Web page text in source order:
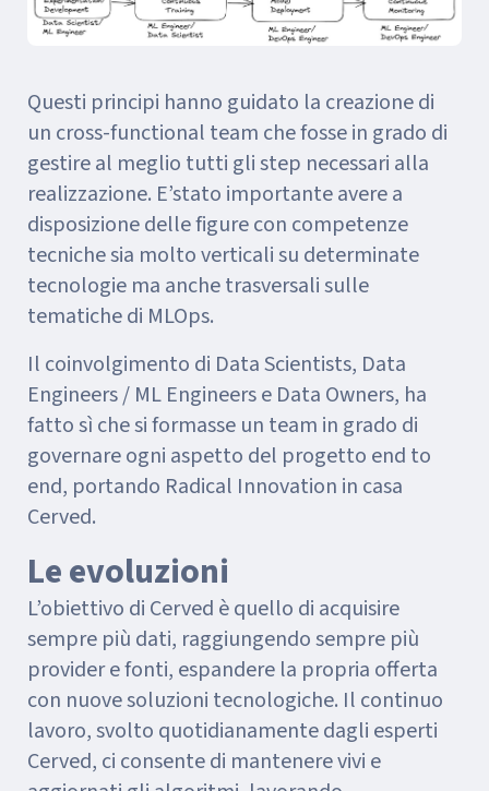
Questi principi hanno guidato la creazione di
un cross-functional team che fosse in grado di
gestire al meglio tutti gli step necessari alla
realizzazione. E’stato importante avere a
disposizione delle figure con competenze
tecniche sia molto verticali su determinate
tecnologie ma anche trasversali sulle
tematiche di MLOps.
Il coinvolgimento di Data Scientists, Data
Engineers / ML Engineers e Data Owners, ha
fatto sì che si formasse un team in grado di
governare ogni aspetto del progetto end to
end, portando Radical Innovation in casa
Cerved.
Le evoluzioni
L’obiettivo di Cerved è quello di acquisire
sempre più dati, raggiungendo sempre più
provider e fonti, espandere la propria offerta
con nuove soluzioni tecnologiche. Il continuo
lavoro, svolto quotidianamente dagli esperti
Cerved, ci consente di mantenere vivi e